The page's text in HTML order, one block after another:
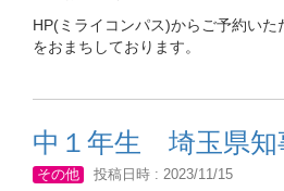
HP(ミライコンパス)からご予約いた
をおまちしております。
中１年生 埼玉県
その他 投稿日時 : 2023/11/15